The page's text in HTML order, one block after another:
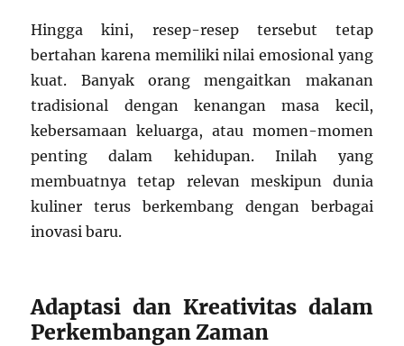
Hingga kini, resep-resep tersebut tetap
bertahan karena memiliki nilai emosional yang
kuat. Banyak orang mengaitkan makanan
tradisional dengan kenangan masa kecil,
kebersamaan keluarga, atau momen-momen
penting dalam kehidupan. Inilah yang
membuatnya tetap relevan meskipun dunia
kuliner terus berkembang dengan berbagai
inovasi baru.
Adaptasi dan Kreativitas dalam
Perkembangan Zaman